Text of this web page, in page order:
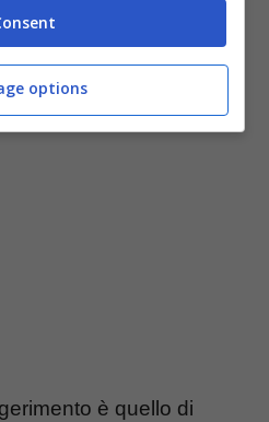
di sicurezza di tutte le
è quello di
options